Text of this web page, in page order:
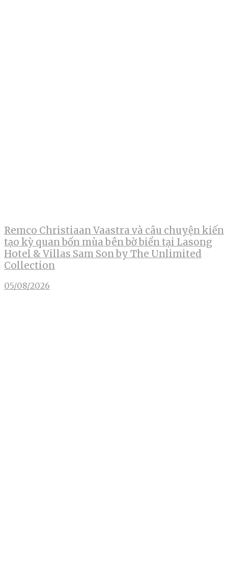
Remco Christiaan Vaastra và câu chuyện kiến
tạo kỳ quan bốn mùa bên bờ biển tại Lasong
Hotel & Villas Sam Son by The Unlimited
Collection
05/08/2026